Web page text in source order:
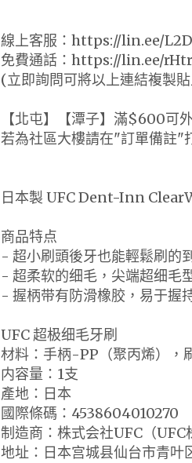
線上客服：https://lin.ee/
免費通話：https://lin.ee/
(立即詢問可將以上連結複製
【北屯】【潭子】滿$600可
若為社區大樓請在"訂單備註"
日本製 UFC Dent-Inn
商品特点
- 超小刷頭後牙也能輕鬆刷的到
- 超柔软的细毛，尖端超细毛
- 握柄带有防滑橡胶，易于握
UFC 超极细毛牙刷
材料：手柄-PP（聚丙烯）
内容量：1支
產地：日本
國際條碼：4538604010270
制造商：株式会社UFC（UFC
地址：日本宫城县仙台市青